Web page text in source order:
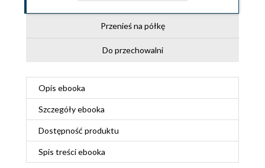
Przenieś na półkę
Do przechowalni
Opis ebooka
Szczegółyebooka
Dostępność produktu
Spis treściebooka